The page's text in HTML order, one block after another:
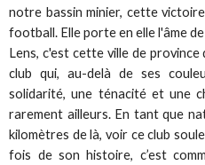
notre bassin minier, cette
football. Elle porte en elle l'âme
Lens, c'est cette ville de province
club qui, au-delà de ses
solidarité, une ténacité et une
rarement ailleurs. En tant que
kilomètres de là, voir ce club
fois de son histoire, c’est